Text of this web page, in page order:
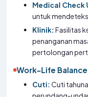
Medical Check
untuk
Klinik: Fasilitas
penanganan
pertolongan
Work-Life Balance
Cuti: Cuti